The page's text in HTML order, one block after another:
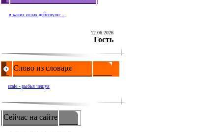
в каких играх действуют ...
12.06.2026
Гость
Слово из словаря
scale - рыбья чешуя
Сейчас на сайте